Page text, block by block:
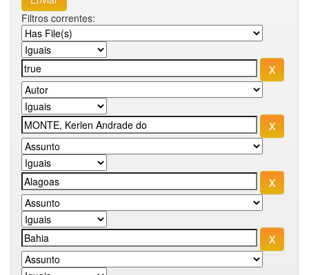
Filtros correntes: